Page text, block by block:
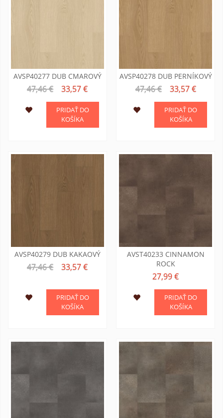
AVSP40277 DUB CMAROVÝ
47,46 € 33,57 €
PRIDAŤ DO
KOŠÍKA
AVSP40278 DUB PERNÍKOVÝ
47,46 € 33,57 €
PRIDAŤ DO
KOŠÍKA
AVSP40279 DUB KAKAOVÝ
47,46 € 33,57 €
PRIDAŤ DO
KOŠÍKA
AVST40233 CINNAMON
ROCK
27,99 €
PRIDAŤ DO
KOŠÍKA